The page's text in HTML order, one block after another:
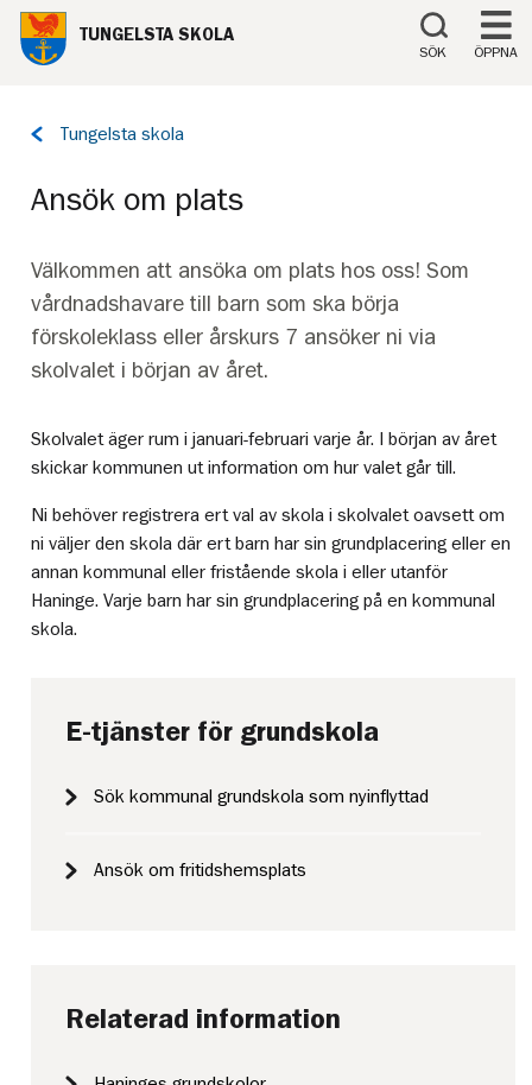
Till innehåll på sidan
TUNGELSTA SKOLA
SÖK ÖPPNA
Tillbaka
Tungelsta skola
Ansök om plats
Välkommen att ansöka om plats hos oss! Som
vårdnadshavare till barn som ska börja
förskoleklass eller årskurs 7 ansöker ni via
skolvalet i början av året.
Skolvalet äger rum i januari-februari varje år. I början av året
skickar kommunen ut information om hur valet går till.
Ni behöver registrera ert val av skola i skolvalet oavsett om
ni väljer den skola där ert barn har sin grundplacering eller en
annan kommunal eller fristående skola i eller utanför
Haninge. Varje barn har sin grundplacering på en kommunal
skola.
E-tjänster för grundskola
Sök kommunal grundskola som nyinflyttad
Ansök om fritidshemsplats
Relaterad information